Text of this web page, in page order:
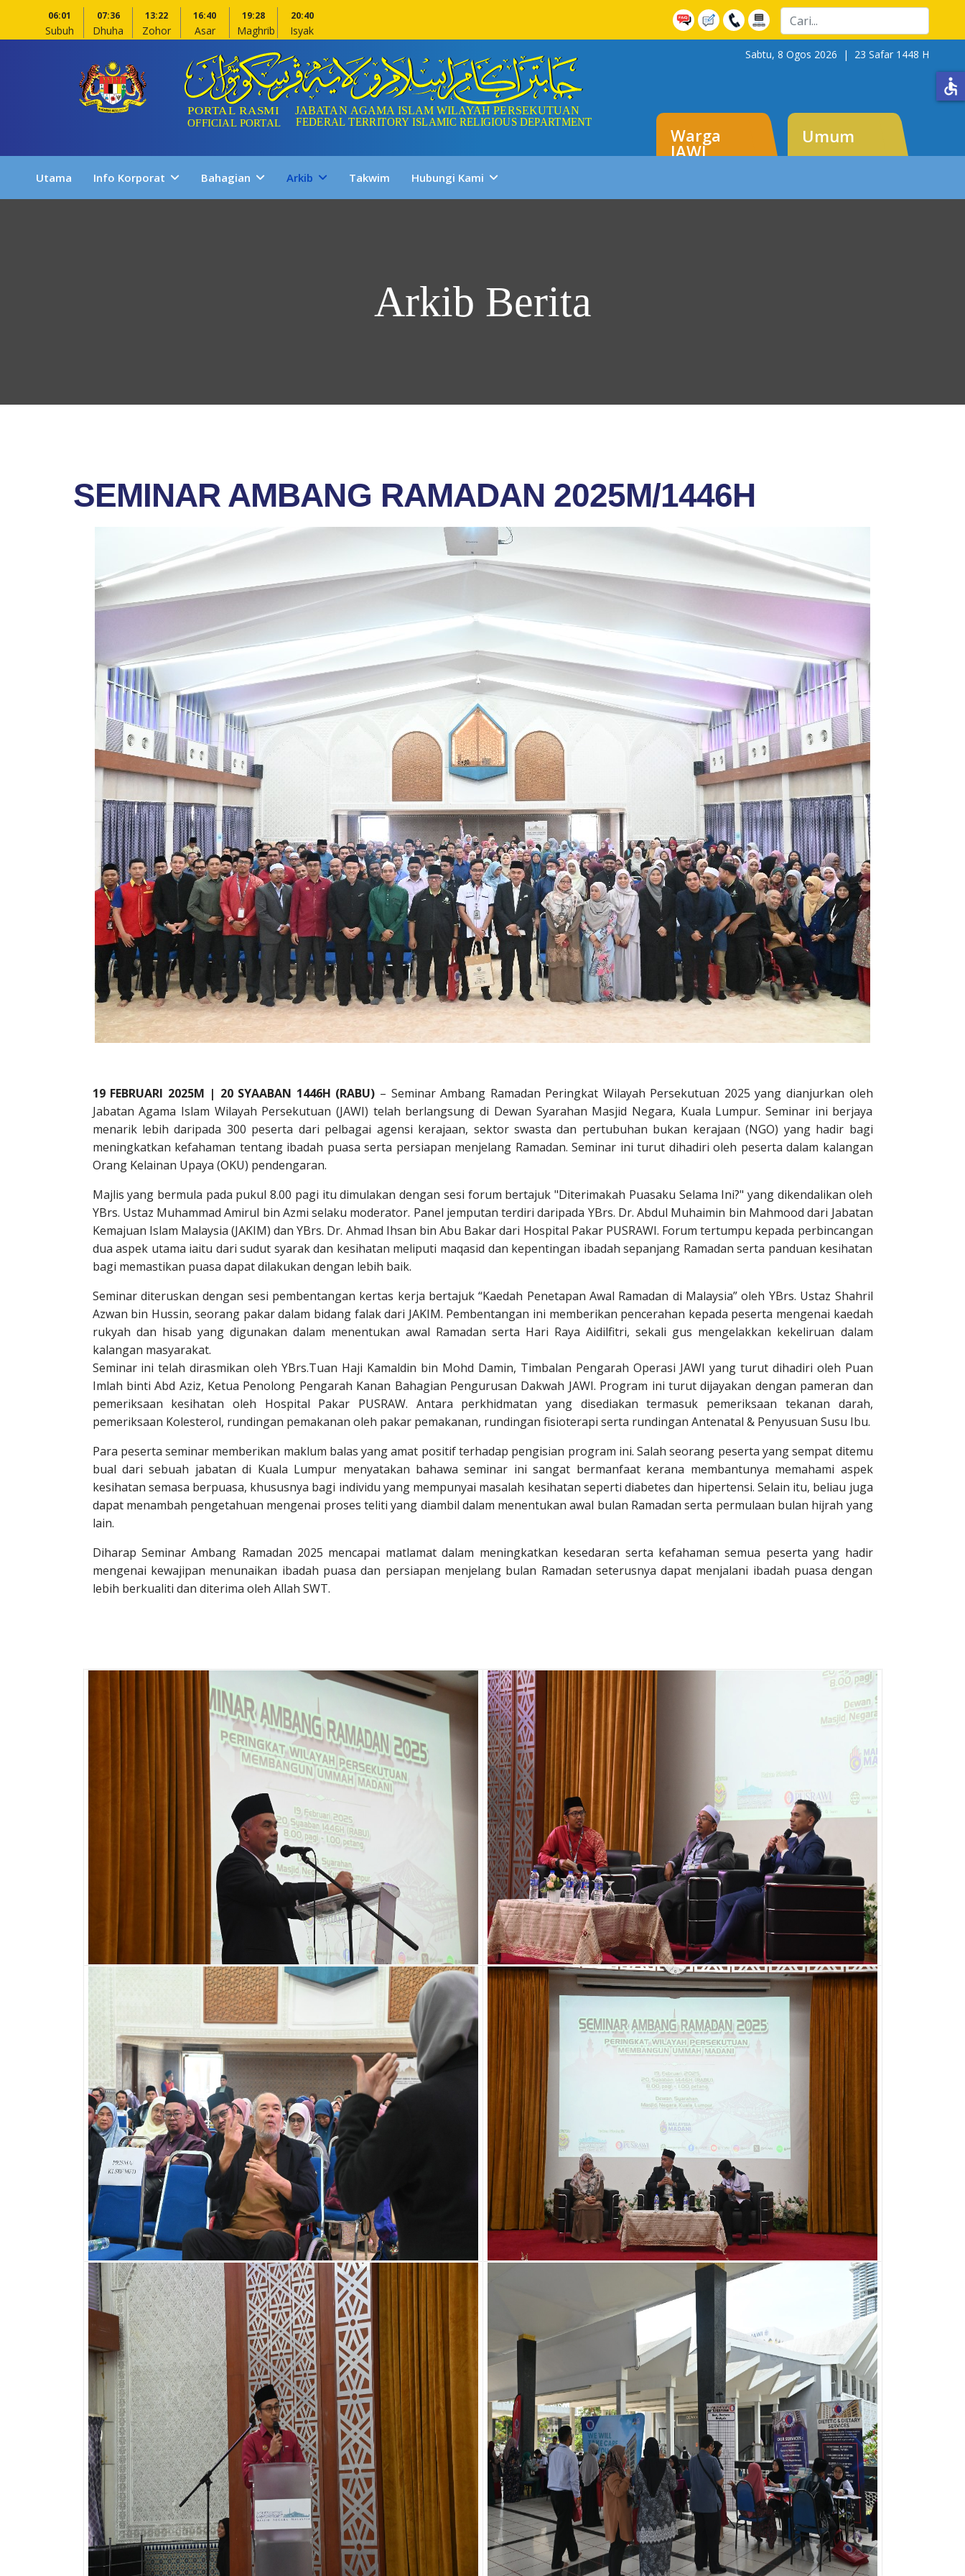
06:01
Subuh
07:36
Dhuha
13:22
Zohor
16:40
Asar
19:28
Maghrib
20:40
Isyak
Cari
Sabtu, 8 Ogos 2026 | 23 Safar 1448 H
Warga
JAWI
Umum
Utama Info Korporat Bahagian Arkib Takwim Hubungi Kami
Arkib Berita
SEMINAR AMBANG RAMADAN 2025M/1446H
19 FEBRUARI 2025M | 20 SYAABAN 1446H (RABU) – Seminar Ambang Ramadan Peringkat Wilayah Persekutuan 2025 yang dianjurkan oleh
Jabatan Agama Islam Wilayah Persekutuan (JAWI) telah berlangsung di Dewan Syarahan Masjid Negara, Kuala Lumpur. Seminar ini berjaya
menarik lebih daripada 300 peserta dari pelbagai agensi kerajaan, sektor swasta dan pertubuhan bukan kerajaan (NGO) yang hadir bagi
meningkatkan kefahaman tentang ibadah puasa serta persiapan menjelang Ramadan. Seminar ini turut dihadiri oleh peserta dalam kalangan
Orang Kelainan Upaya (OKU) pendengaran.
Majlis yang bermula pada pukul 8.00 pagi itu dimulakan dengan sesi forum bertajuk "Diterimakah Puasaku Selama Ini?" yang dikendalikan oleh
YBrs. Ustaz Muhammad Amirul bin Azmi selaku moderator. Panel jemputan terdiri daripada YBrs. Dr. Abdul Muhaimin bin Mahmood dari Jabatan
Kemajuan Islam Malaysia (JAKIM) dan YBrs. Dr. Ahmad Ihsan bin Abu Bakar dari Hospital Pakar PUSRAWI. Forum tertumpu kepada perbincangan
dua aspek utama iaitu dari sudut syarak dan kesihatan meliputi maqasid dan kepentingan ibadah sepanjang Ramadan serta panduan kesihatan
bagi memastikan puasa dapat dilakukan dengan lebih baik.
Seminar diteruskan dengan sesi pembentangan kertas kerja bertajuk “Kaedah Penetapan Awal Ramadan di Malaysia” oleh YBrs. Ustaz Shahril
Azwan bin Hussin, seorang pakar dalam bidang falak dari JAKIM. Pembentangan ini memberikan pencerahan kepada peserta mengenai kaedah
rukyah dan hisab yang digunakan dalam menentukan awal Ramadan serta Hari Raya Aidilfitri, sekali gus mengelakkan kekeliruan dalam
kalangan masyarakat.
Seminar ini telah dirasmikan oleh YBrs.Tuan Haji Kamaldin bin Mohd Damin, Timbalan Pengarah Operasi JAWI yang turut dihadiri oleh Puan
Imlah binti Abd Aziz, Ketua Penolong Pengarah Kanan Bahagian Pengurusan Dakwah JAWI. Program ini turut dijayakan dengan pameran dan
pemeriksaan kesihatan oleh Hospital Pakar PUSRAW. Antara perkhidmatan yang disediakan termasuk pemeriksaan tekanan darah,
pemeriksaan Kolesterol, rundingan pemakanan oleh pakar pemakanan, rundingan fisioterapi serta rundingan Antenatal & Penyusuan Susu Ibu.
Para peserta seminar memberikan maklum balas yang amat positif terhadap pengisian program ini. Salah seorang peserta yang sempat ditemu
bual dari sebuah jabatan di Kuala Lumpur menyatakan bahawa seminar ini sangat bermanfaat kerana membantunya memahami aspek
kesihatan semasa berpuasa, khususnya bagi individu yang mempunyai masalah kesihatan seperti diabetes dan hipertensi. Selain itu, beliau juga
dapat menambah pengetahuan mengenai proses teliti yang diambil dalam menentukan awal bulan Ramadan serta permulaan bulan hijrah yang
lain.
Diharap Seminar Ambang Ramadan 2025 mencapai matlamat dalam meningkatkan kesedaran serta kefahaman semua peserta yang hadir
mengenai kewajipan menunaikan ibadah puasa dan persiapan menjelang bulan Ramadan seterusnya dapat menjalani ibadah puasa dengan
lebih berkualiti dan diterima oleh Allah SWT.
accessible